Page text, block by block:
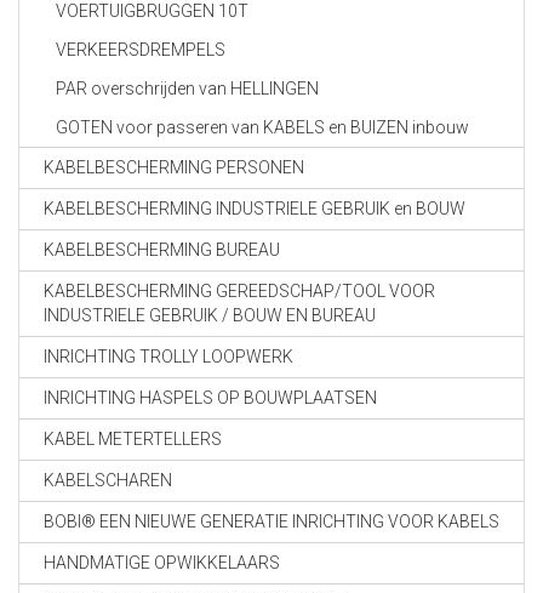
VOERTUIGBRUGGEN 10T
VERKEERSDREMPELS
PAR overschrijden van HELLINGEN
GOTEN voor passeren van KABELS en BUIZEN inbouw
KABELBESCHERMING PERSONEN
KABELBESCHERMING INDUSTRIELE GEBRUIK en BOUW
KABELBESCHERMING BUREAU
KABELBESCHERMING GEREEDSCHAP/TOOL VOOR
INDUSTRIELE GEBRUIK / BOUW EN BUREAU
INRICHTING TROLLY LOOPWERK
INRICHTING HASPELS OP BOUWPLAATSEN
KABEL METERTELLERS
KABELSCHAREN
BOBI® EEN NIEUWE GENERATIE INRICHTING VOOR KABELS
HANDMATIGE OPWIKKELAARS